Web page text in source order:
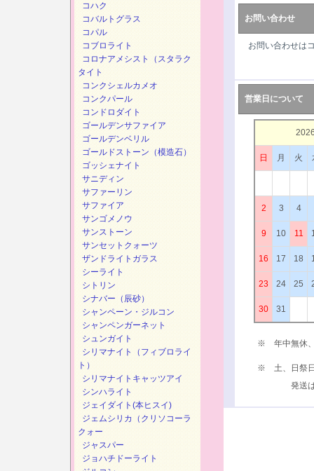
お問い合わせ
お問い合わせは
営業日について
日 月 火
2 3 4
9 10 11
16 17 18
23 24 25
30 31
※ 年中無休、
※ 土、日祭日
発送は、
コハク
コバルトグラス
コパル
コブロライト
コロナアメシスト（スタラク
タイト
コンクシェルカメオ
コンクパール
コンドロダイト
ゴールデンサファイア
ゴールデンベリル
ゴールドストーン（模造石）
ゴッシェナイト
サニディン
サファーリン
サファイア
サンゴメノウ
サンストーン
サンセットクォーツ
ザンドライトガラス
シーライト
シトリン
シナバー（辰砂）
シャンペーン・ジルコン
シャンペンガーネット
シュンガイト
シリマナイト（フィブロライ
ト）
シリマナイトキャッツアイ
シンハライト
ジェイダイト(本ヒスイ)
ジェムシリカ（クリソコーラ
クォー
ジャスパー
ジョハチドーライト